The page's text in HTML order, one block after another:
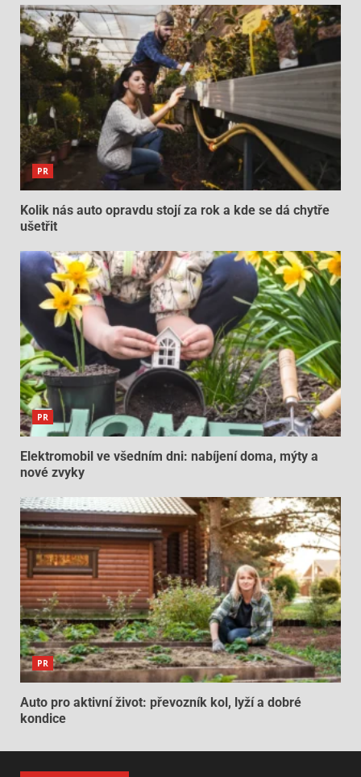
PR
Kolik nás auto opravdu stojí za rok a kde se dá chytře
ušetřit
PR
Elektromobil ve všedním dni: nabíjení doma, mýty a
nové zvyky
PR
Auto pro aktivní život: převozník kol, lyží a dobré
kondice